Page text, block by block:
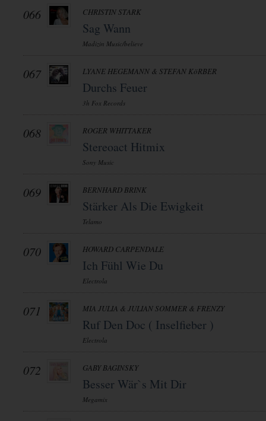
066 CHRISTIN STARK
Sag Wann
Madizin Music/believe
067 LYANE HEGEMANN & STEFAN KöRBER
Durchs Feuer
3h Fox Records
068 ROGER WHITTAKER
Stereoact Hitmix
Sony Music
069 BERNHARD BRINK
Stärker Als Die Ewigkeit
Telamo
070 HOWARD CARPENDALE
Ich Fühl Wie Du
Electrola
071 MIA JULIA & JULIAN SOMMER & FRENZY
Ruf Den Doc ( Inselfieber )
Electrola
072 GABY BAGINSKY
Besser Wär`s Mit Dir
Megamix